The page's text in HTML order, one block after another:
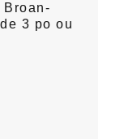
Broan-
3 po ou